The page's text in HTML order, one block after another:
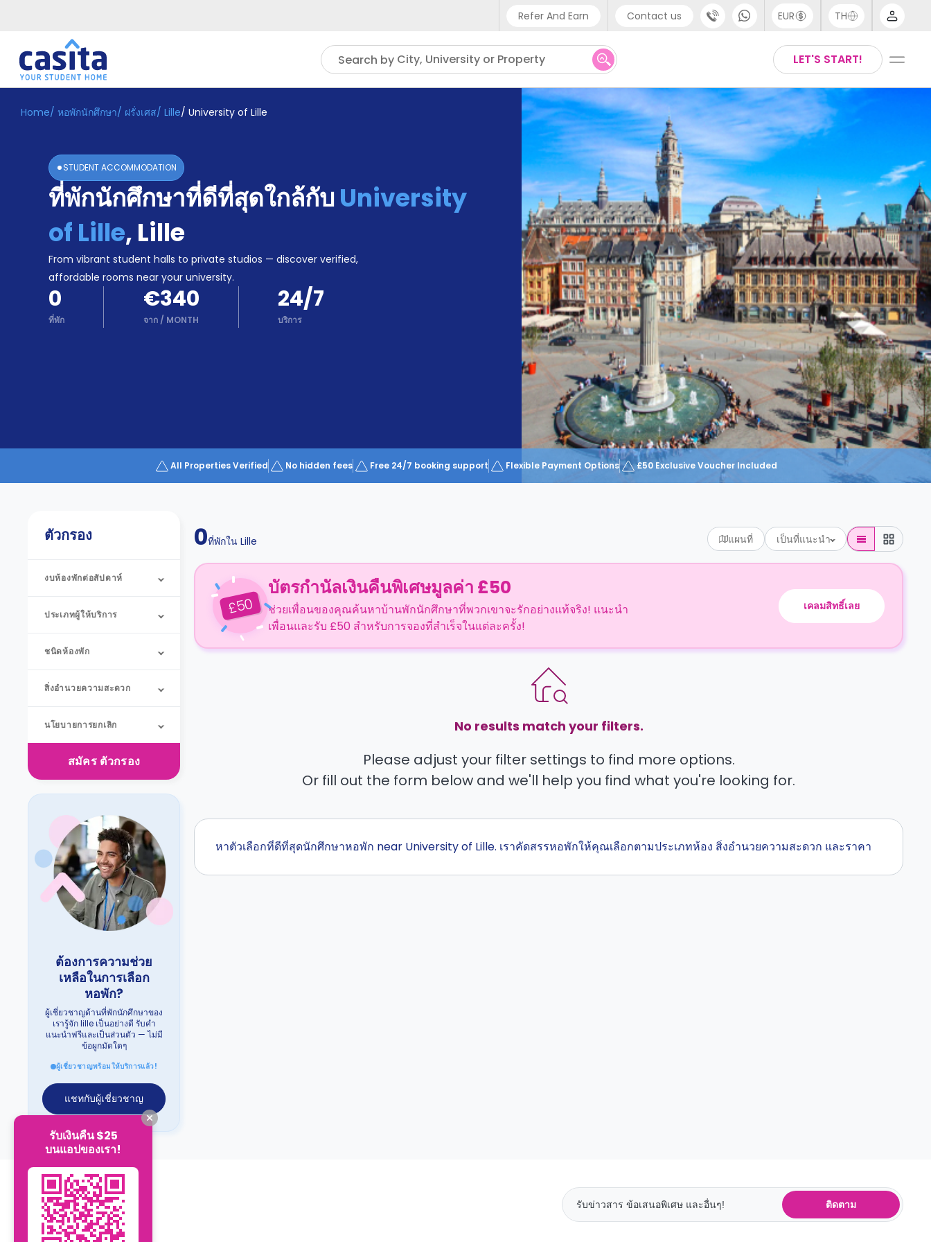
Refer And Earn Contact us
Phone support
UK - +44 (0) 20 3871 8666
IN - +91 (80) 3711 1326
US - +1 (646) 718 6172
EUR TH
English
Thai
LET'S START!
Search by City, University or Property
Home TH EUR
ระบบ
Booking
Accommodation
Become
Partner
Home/ หอพักนักศึกษา/ ฝรั่งเศส/ Lille/ University of Lille
STUDENT ACCOMMODATION
ที่พักนักศึกษาที่ดีที่สุดใกล้กับUniversity
of Lille, Lille
From vibrant student halls to private studios — discover verified,
affordable rooms near your university.
0
ที่พัก
€340
จาก/ MONTH
24/7
บริการ
All Properties Verified No hidden fees Free 24/7 booking support Flexible Payment Options £50 Exclusive Voucher Included
ตัวกรอง
งบห้องพักต่อสัปดาห์
ประเภทผู้ให้บริการ
ชนิดห้องพัก
สิ่งอำนวยความสะดวก
นโยบายการยกเลิก
สมัคร ตัวกรอง
ต้องการความช่วย
เหลือในการเลือก
หอพัก?
ผู้เชี่ยวชาญด้านที่พักนักศึกษาของ
เรารู้จัก lille เป็นอย่างดี รับคำ
แนะนำฟรีและเป็นส่วนตัว — ไม่มี
ข้อผูกมัดใดๆ
ผู้เชี่ยวชาญพร้อมให้บริการแล้ว!
แชทกับผู้เชี่ยวชาญ
0ที่พักใน Lille แผนที่ เป็นที่แนะนำ
£50
บัตรกำนัลเงินคืนพิเศษมูลค่า £50
ช่วยเพื่อนของคุณค้นหาบ้านพักนักศึกษาที่พวกเขาจะรักอย่างแท้จริง! แนะนำ
เพื่อนและรับ £50 สำหรับการจองที่สำเร็จในแต่ละครั้ง!
เคลมสิทธิ์เลย
No results match your filters.
Please adjust your filter settings to find more options.
Or fill out the form below and we'll help you find what you're looking for.
หาตัวเลือกที่ดีที่สุดนักศึกษาหอพัก near University of Lille. เราคัดสรรหอพักให้คุณเลือกตามประเภทห้อง สิ่งอำนวยความสะดวก และราคา
ติดตาม
รับเงินคืน $25
บนแอปของเรา!